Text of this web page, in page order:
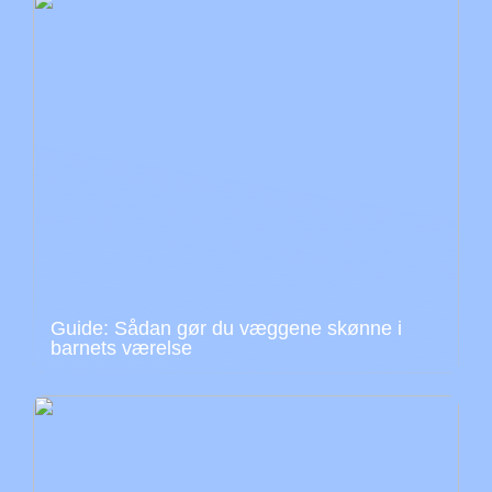
Guide: Sådan gør du væggene skønne i
barnets værelse